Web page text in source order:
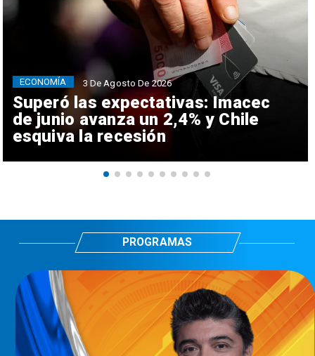
Superó las expectativas: Imacec
de junio avanza un 2,4% y Chile
esquiva la recesión
ECONOMÍA 3 De Agosto De 2026
PROGRAMAS